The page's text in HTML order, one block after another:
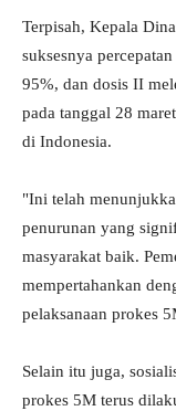
Terpisah, Kepala
suksesnya
95%, dan dosis II
pada tanggal 28
di Indonesia.
"Ini telah
penurunan yang
masyarakat baik.
mempertahankan
pelaksanaan prokes
Selain itu juga,
prokes 5M terus